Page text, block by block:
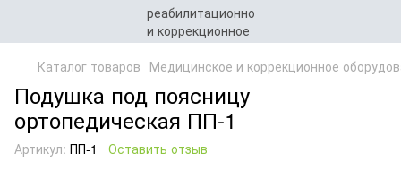
Каталог товаров Медицинское и коррекционное
Подушка под поясницу
ортопедическая ПП-1
Артикул: ПП-1 Оставить отзыв